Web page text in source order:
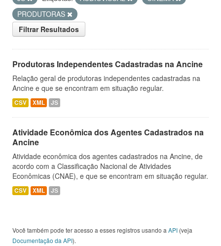
PRODUTORAS
Filtrar Resultados
Produtoras Independentes Cadastradas na Ancine
Relação geral de produtoras independentes cadastradas na
Ancine e que se encontram em situação regular.
CSV XML JS
Atividade Econômica dos Agentes Cadastrados na
Ancine
Atividade econômica dos agentes cadastrados na Ancine, de
acordo com a Classificação Nacional de Atividades
Econômicas (CNAE), e que se encontram em situação regular.
CSV XML JS
Você também pode ter acesso a esses registros usando a API (veja
Documentação da API).